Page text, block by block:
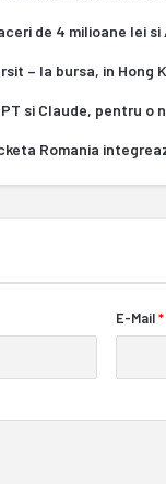
de 4 milioane lei si
– la bursa, in Hong
si Claude, pentru o
Romania
E-Mail *